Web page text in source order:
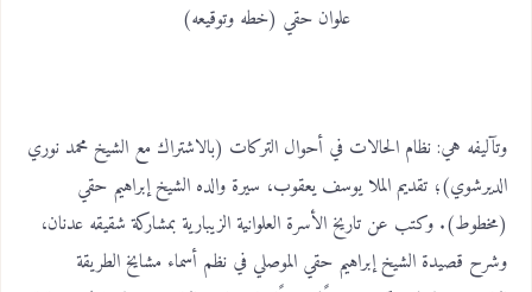
علوان حقي (خطه وتوقيعه)
وتآليفه هي: نظام الحالات في أحوال التركات (بالاشتراك مع الشيخ محمد نوري
الديرشوي)؛ تقديم الملا يوسف يعقوب، سيرة والده الشيخ إبراهيم حقي
(مخطوط). وكتب عن تاريخ الأسرة العلوانية الزيبارية بمشاركة شقيقه عدنان،
وشرح قصيدة الشيخ إبراهيم حقي الموصلي في نظم أسماء مشايخ الطريقة